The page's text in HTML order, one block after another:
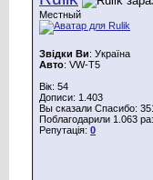
Местный
Звідки Ви: Україна
Авто: VW-Т5
Вік: 54
Дописи: 1.403
Вы сказали Спасибо:
Поблагодарили 1.063
Репутація: 0